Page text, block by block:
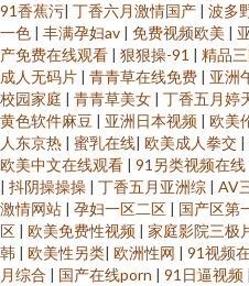
91香蕉污| 丁香六月激情国产 | 波多
一色 | 丰满孕妇av | 免费视频欧美 |
产免费在线观看 | 狠狠操-91 | 精品
成人无码片 | 青青草在线免费 | 亚洲
校园家庭 | 青青草美女 | 丁香五月婷
黄色软件麻豆 | 亚洲日本视频 | 欧美
人东京热 | 蜜乳在线| 欧美成人拳交 |
欧美中文在线观看 | 91另类视频在线
| 抖阴操操操 | 丁香五月亚洲综 | AV
激情网站 | 孕妇一区二区 | 国产区第
区 | 欧美免费性视频 | 家庭影院三极
韩 | 欧美性另类| 欧洲性网 | 91视频
月综合 | 国产在线porn | 91日逼视频 |